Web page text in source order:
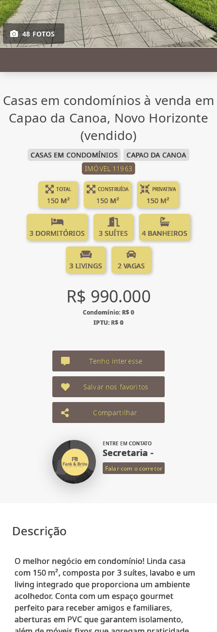
48 FOTOS
Casas em condomínios à venda em
Capao da Canoa, Novo Horizonte
(vendido)
CASAS EM CONDOMÍNIOS
CAPAO DA CANOA
IMÓVEL 11963
TOTAL
150 M²
CONSTRUÍDA
150 M²
PRIVATIVA
150 M²
3 DORMITÓRIOS 3 SUÍTES 4 BANHEIROS
3 LIVINGS 2 VAGAS
R$ 990.000
Condomínio: R$ 0
IPTU: R$ 0
Tenho interesse
Salvar nos favoritos
Compartilhar
ENTRE EM CONTATO
Secretaria -
Falar com o corretor
Descrição
O melhor negócio em condomínio! Linda casa
com 150 m², composta por 3 suítes, lavabo e um
living integrado que proporciona um ambiente
acolhedor. Conta com um espaço gourmet
perfeito para receber amigos e familiares,
aberturas em PVC que garantem isolamento,